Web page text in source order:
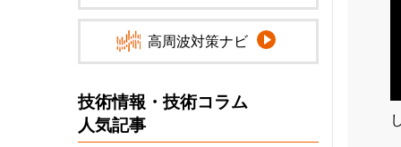
高周波対策ナビ
技術情報・技術コラム
人気記事